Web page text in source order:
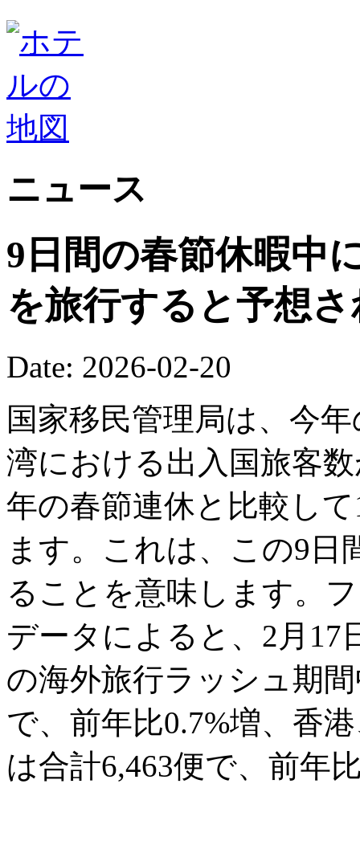
ニュース
9日間の春節休暇中
を旅行すると予想
Date: 2026-02-20
国家移民管理局は、今
湾における出入国旅客
年の春節連休と比較し
ます。これは、この9日
ることを意味します。
データによると、2月17
の海外旅行ラッシュ期
で、前年比0.7%増、香
は合計6,463便で、前年